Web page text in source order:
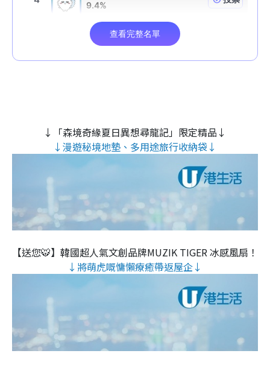
↓「森境奇緣夏日異想尋龍記」限定精品↓
↓漫遊秘境地墊、多用途旅行收納袋↓
【送您🐯】韓國超人氣文創品牌MUZIK TIGER 冰感風扇！
↓將萌虎嘅慵懶療癒帶返屋企↓